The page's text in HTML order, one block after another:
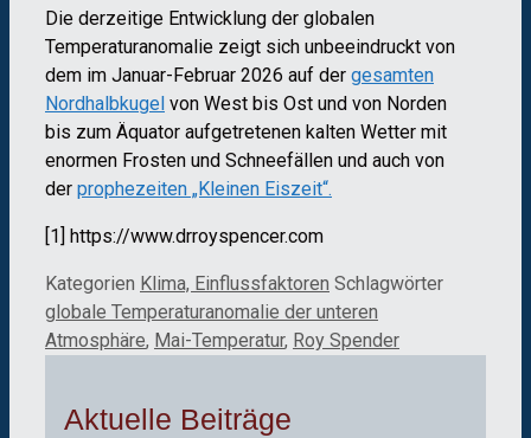
Die derzeitige Entwicklung der globalen
Temperaturanomalie zeigt sich unbeeindruckt von
dem im Januar-Februar 2026 auf der gesamten
Nordhalbkugel von West bis Ost und von Norden
bis zum Äquator aufgetretenen kalten Wetter mit
enormen Frosten und Schneefällen und auch von
der prophezeiten „Kleinen Eiszeit“.
[1] https://www.drroyspencer.com
Kategorien Klima, Einflussfaktoren Schlagwörter
globale Temperaturanomalie der unteren
Atmosphäre, Mai-Temperatur, Roy Spender
Aktuelle Beiträge